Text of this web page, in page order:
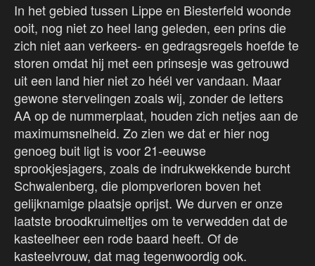
In het gebied tussen Lippe en Biesterfeld woonde
ooit, nog niet zo heel lang geleden, een prins die
zich niet aan verkeers- en gedragsregels hoefde te
storen omdat hij met een prinsesje was getrouwd
uit een land hier niet zo héél ver vandaan. Maar
gewone stervelingen zoals wij, zonder de letters
AA op de nummerplaat, houden zich netjes aan de
maximumsnelheid. Zo zien we dat er hier nog
genoeg buit ligt is voor 21-eeuwse
sprookjesjagers, zoals de indrukwekkende burcht
Schwalenberg, die plompverloren boven het
gelijknamige plaatsje oprijst. We durven er onze
laatste broodkruimeltjes om te verwedden dat de
kasteelheer een rode baard heeft. Of de
kasteelvrouw, dat mag tegenwoordig ook.